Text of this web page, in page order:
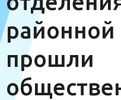
прошли